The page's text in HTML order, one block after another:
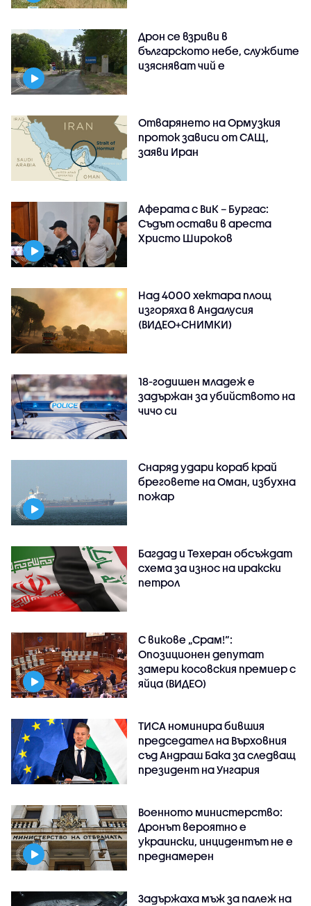
Дрон се взриви в
българското небе, службите
изясняват чий е
Отварянето на Ормузкия
проток зависи от САЩ,
заяви Иран
Аферата с ВиК – Бургас:
Съдът остави в ареста
Христо Широков
Над 4000 хектара площ
изгоряха в Андалусия
(ВИДЕО+СНИМКИ)
18-годишен младеж е
задържан за убийството на
чичо си
Снаряд удари кораб край
бреговете на Оман, избухна
пожар
Багдад и Техеран обсъждат
схема за износ на иракски
петрол
С викове „Срам!“:
Опозиционен депутат
замери косовския премиер с
яйца (ВИДЕО)
ТИСА номинира бившия
председател на Върховния
съд Андраш Бака за следващ
президент на Унгария
Военното министерство:
Дронът вероятно е
украински, инцидентът не е
преднамерен
Задържаха мъж за палеж на